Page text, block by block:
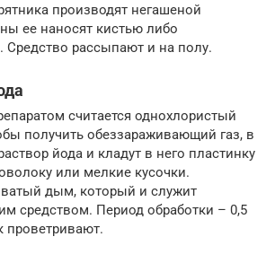
производят негашеной
ее наносят кистью либо
Средство рассыпают и на полу.
считается однохлористый
получить обеззараживающий газ, в
йода и кладут в него пластинку
или мелкие кусочки.
дым, который и служит
средством. Период обработки – 0,5
проветривают.